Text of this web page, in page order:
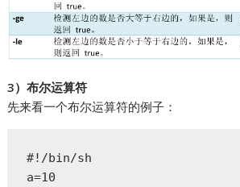
3）布尔运算符
先来看一个布尔运算符的例子：
#!/bin/sh
a=10